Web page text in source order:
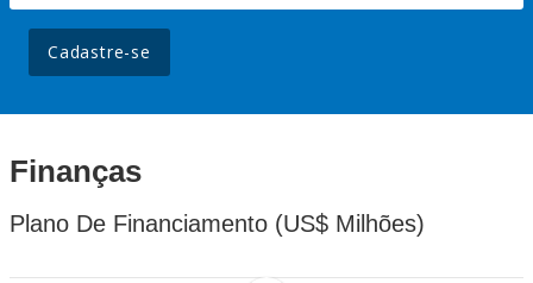
Cadastre-se
Finanças
Plano De Financiamento (US$ Milhões)